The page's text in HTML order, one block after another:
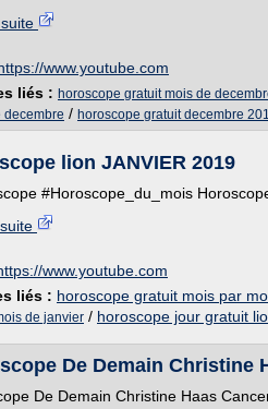
www.youtube.com
liés : horoscope gratuit mois de
decembre / horoscope gratuit decembre
lion JANVIER 2019
#Horoscope_du_mois
www.youtube.com
liés : horoscope gratuit mois par
de janvier / horoscope jour gratuit
De Demain Christine
De Demain Christine Haas